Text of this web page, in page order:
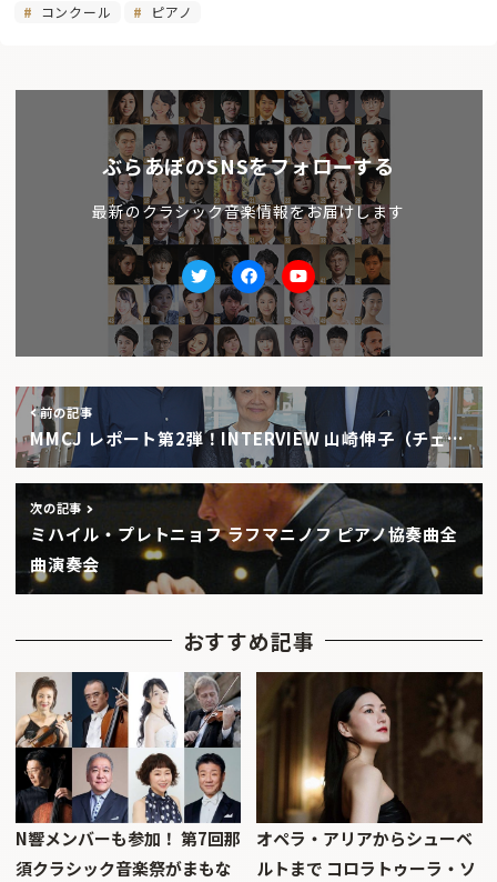
コンクール
ピアノ
ぶらあぼのSNSをフォローする
最新のクラシック音楽情報をお届けします
TwitterfacebookYoutube
前の記事
MMCJ レポート第2弾！INTERVIEW 山崎伸子（チェ…
次の記事
ミハイル・プレトニョフ ラフマニノフ ピアノ協奏曲全
曲演奏会
おすすめ記事
N響メンバーも参加！ 第7回那
須クラシック音楽祭がまもな
オペラ・アリアからシューベ
ルトまで コロラトゥーラ・ソ